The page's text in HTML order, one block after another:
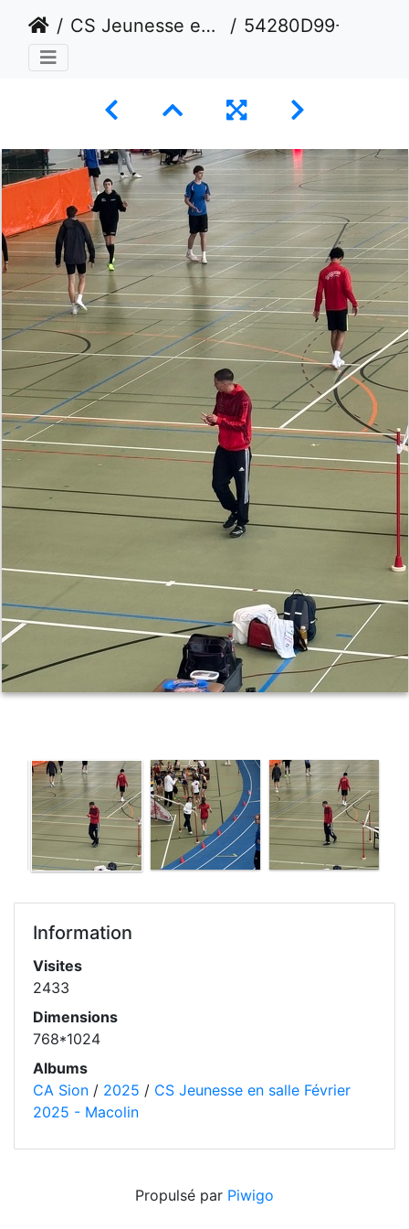
CS Jeunesse en salle Février 2025 - Macolin 54280D99-46D2-4354-8B4E-5EE392DC2F31 1 105 c
Information
Visites
2433
Dimensions
768*1024
Albums
CA Sion / 2025 / CS Jeunesse en salle Février
2025 - Macolin
Propulsé par Piwigo